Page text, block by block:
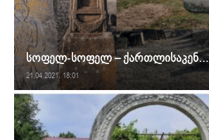
სოფელ-სოფელ – ქართლისაკენ…
21.04.2021. 18:01